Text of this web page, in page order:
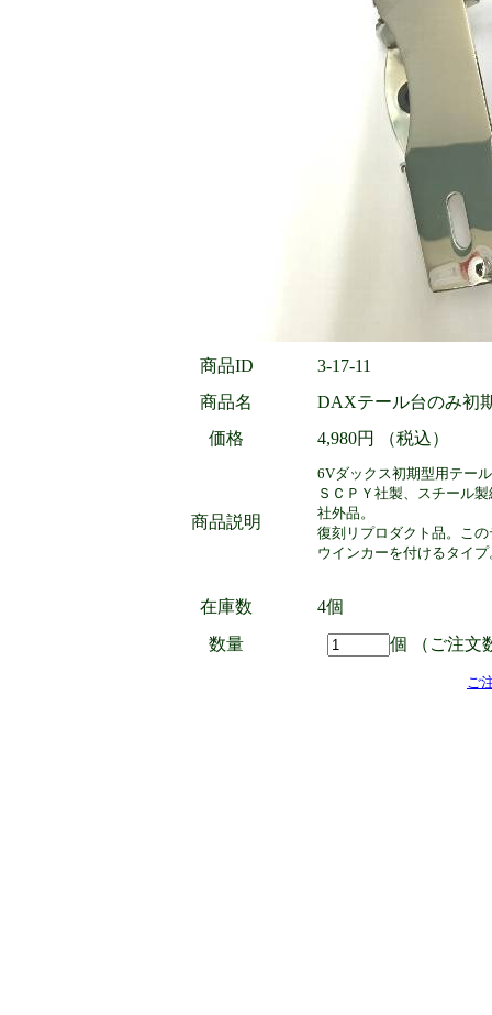
商品ID
3-17-11
商品名
DAXテール台のみ初
価格
4,980円 （税込）
商品説明
6Vダックス初期型用テー
ＳＣＰＹ社製、スチール
社外品。
復刻リプロダクト品。こ
ウインカーを付けるタイ
在庫数
4個
数量
個 （ご注文
ご